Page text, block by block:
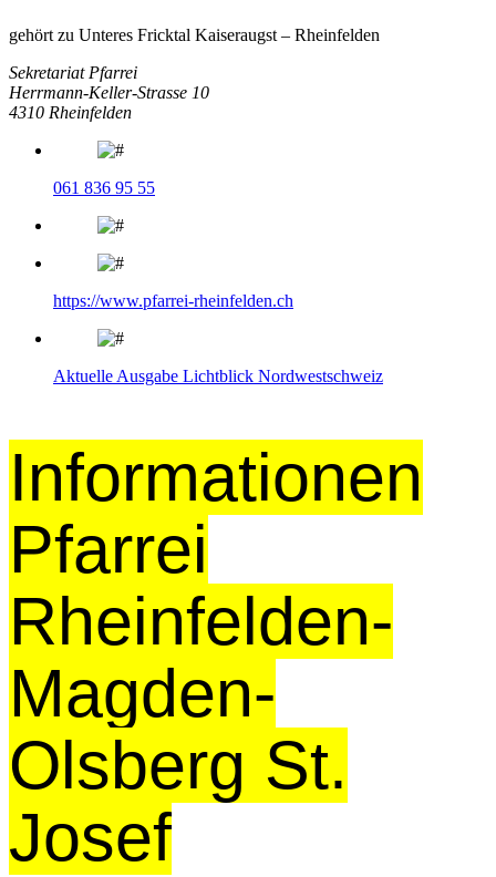
gehört zu Unteres Fricktal Kaiseraugst – Rheinfelden
Sekretariat Pfarrei
Herrmann-Keller-Strasse 10
4310 Rheinfelden
061 836 95 55
https://www.pfarrei-rheinfelden.ch
Aktuelle Ausgabe Lichtblick Nordwestschweiz
Informationen
Pfarrei
Rheinfelden-
Magden-
Olsberg St.
Josef